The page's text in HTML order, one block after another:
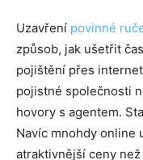
Uzavření povinné
způsob, jak ušetřit
pojištění přes
pojistné společnosti
hovory s agentem.
Navíc mnohdy online
atraktivnější ceny